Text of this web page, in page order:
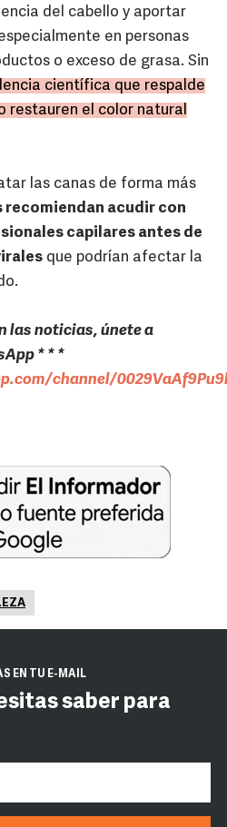
del cabello y aportar
en personas
o exceso de grasa. Sin
científica que respalde
restauren el color natural
las canas de forma más
recomiendan acudir con
capilares antes de
que podrían afectar la
las noticias, únete a
* * *
channel/
EN TU E-MAIL
saber para